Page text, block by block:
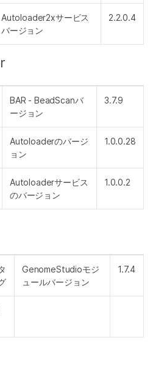
Autoloader2xサービス
バージョン
2.2.0.4
BAR - BeadScanバ
ージョン
3.7.9
Autoloaderのバージ
ョン
1.0.0.28
Autoloaderサービス
のバージョン
1.0.0.2
GenomeStudioモジ
ュールバージョン
1.7.4